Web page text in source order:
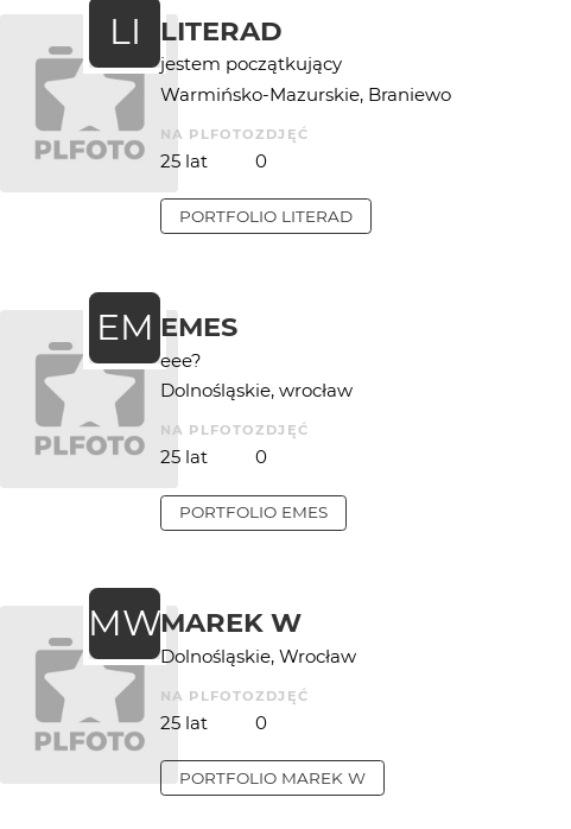
LI LITERAD
jestem początkujący
Warmińsko-Mazurskie, Braniewo
NA PLFOTO
25 lat
ZDJĘĆ
0
PORTFOLIO LITERAD
EM EMES
eee?
Dolnośląskie, wrocław
NA PLFOTO
25 lat
ZDJĘĆ
0
PORTFOLIO EMES
MWMAREK W
Dolnośląskie, Wrocław
NA PLFOTO
25 lat
ZDJĘĆ
0
PORTFOLIO MAREK W